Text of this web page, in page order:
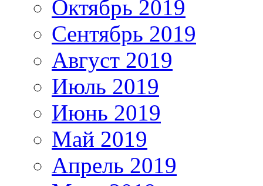
Октябрь 2019
Сентябрь 2019
Август 2019
Июль 2019
Июнь 2019
Май 2019
Апрель 2019